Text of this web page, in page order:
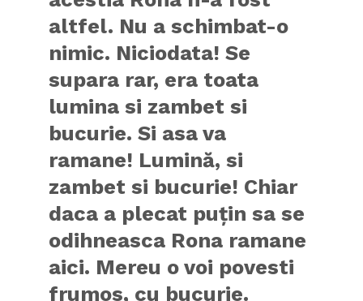
altfel. Nu a schimbat-o
nimic. Niciodata! Se
supara rar, era toata
lumina si zambet si
bucurie. Si asa va
ramane! Lumină, si
zambet si bucurie! Chiar
daca a plecat puțin sa se
odihneasca Rona ramane
aici. Mereu o voi povesti
frumos, cu bucurie.